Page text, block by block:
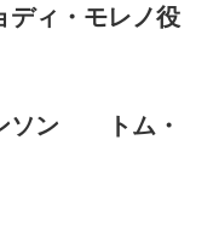
ィ・モレノ役
ンソン トム・